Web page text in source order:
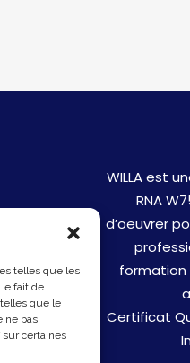
telles que les
fait de
que le
ne pas
certaines
WILLA est
RNA
d’oeuvrer
formation
Certificat